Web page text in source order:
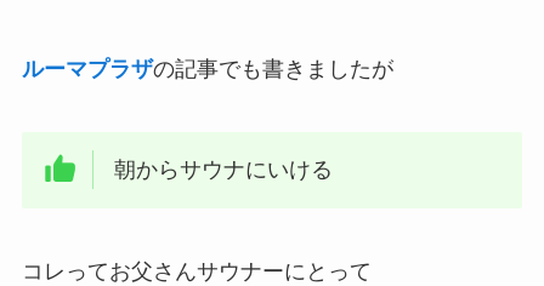
ルーマプラザの記事でも書きましたが
朝からサウナにいける
コレってお父さんサウナーにとって